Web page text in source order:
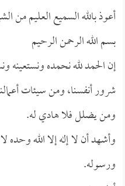
أعوذ بالله السميع العليم من
بسم الله الرحمن الرحيم
إن الحمد لله نحمده ونستعينه
شرور أنفسنا، ومن سيئات
ومن يضلل فلا هادي له.
وأشهد أن لا إله إلا الله
ورسوله.